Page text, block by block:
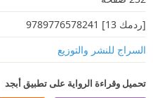
[ردمك 13] 9789776578241
السراج للنشر والتوزيع
تحميل وقراءة الرواية على تطبيق أبجد